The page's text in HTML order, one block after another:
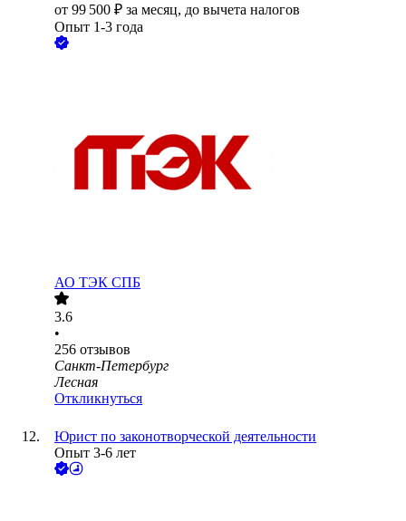
от 99 500 ₽ за месяц, до вычета налогов
Опыт 1-3 года
АО ТЭК СПБ
3.6
•
256 отзывов
Санкт-Петербург
Лесная
Откликнуться
Юрист по законотворческой деятельности
Опыт 3-6 лет